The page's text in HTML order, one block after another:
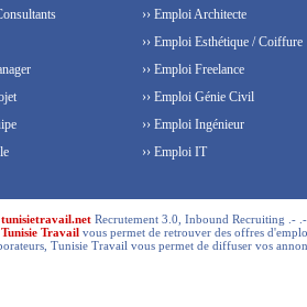
›› Emploi Architecte
›› Emploi Esthétique / Coiffure
›› Emploi Freelance
›› Emploi Génie Civil
›› Emploi Ingénieur
›› Emploi IT
tunisietravail.net Recrutement 3.0, Inbound Recruiting .-
Tunisie Travail vous permet de retrouver des offres
Tunisie Travail vous permet de diffuser vos